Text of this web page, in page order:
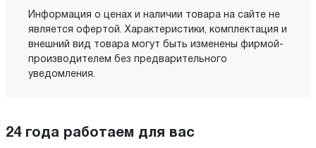
Информация о ценах и наличии товара на сайте не
является офертой. Характеристики, комплектация и
внешний вид товара могут быть изменены фирмой-
производителем без предварительного
уведомления.
24 года работаем для вас